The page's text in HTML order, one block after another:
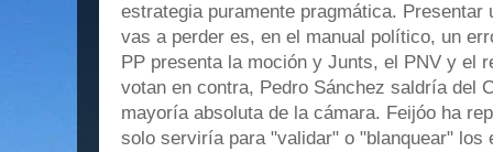
estrategia puramente pragmática. Presentar
vas a perder es, en el manual político, un
PP presenta la moción y Junts, el PNV y el
votan en contra, Pedro Sánchez saldría del
mayoría absoluta de la cámara. Feijóo ha
solo serviría para "validar" o "blanquear" los